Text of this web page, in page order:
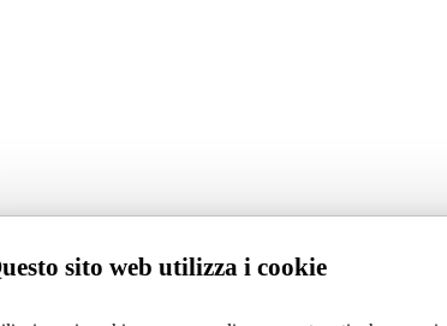
sito web utilizza i cookie